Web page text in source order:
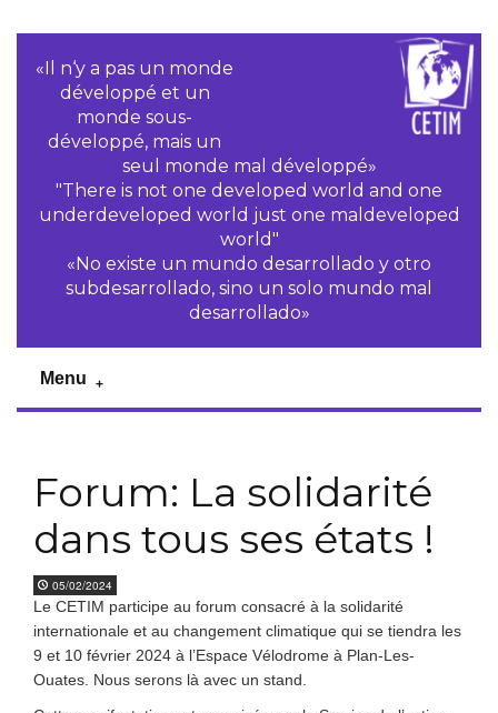
«Il n‘y a pas un monde
développé et un
monde sous-
développé, mais un
seul monde mal développé»
"There is not one developed world and one
underdeveloped world just one maldeveloped
world"
«No existe un mundo desarrollado y otro
subdesarrollado, sino un solo mundo mal
desarrollado»
Menu
Forum: La solidarité
dans tous ses états !
05/02/2024
Le CETIM participe au forum consacré à la solidarité
internationale et au changement climatique qui se tiendra les
9 et 10 février 2024 à l’Espace Vélodrome à Plan-Les-
Ouates. Nous serons là avec un stand.